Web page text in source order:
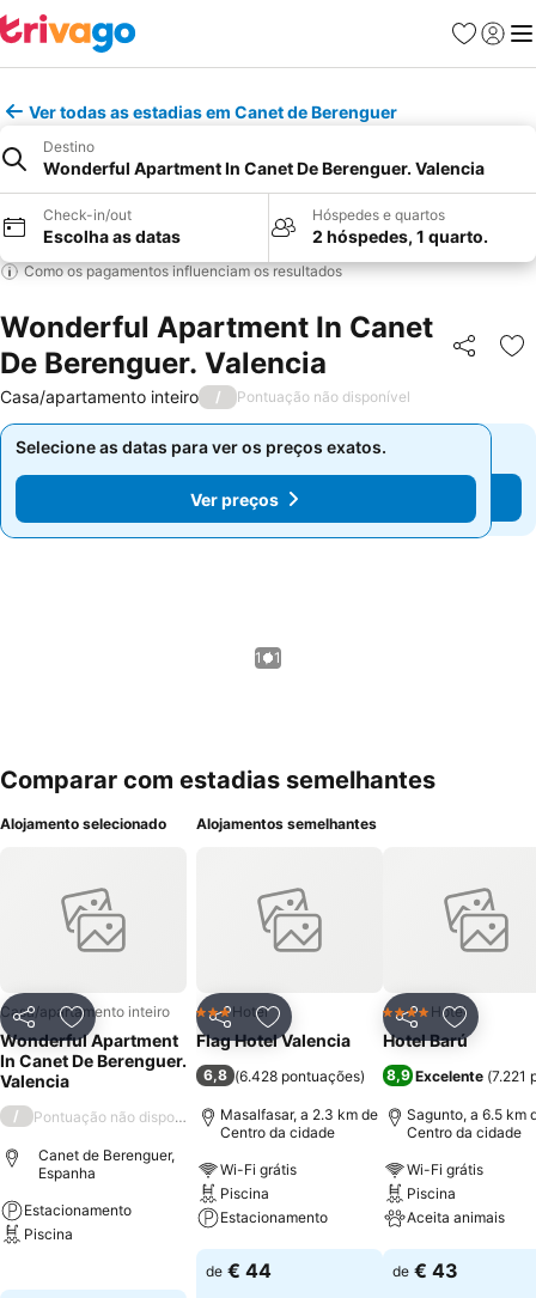
Favoritos
Iniciar
Ver todas as estadias em Canet de Berenguer
Destino
Wonderful Apartment In Canet De Berenguer. Valencia
Check-in/out
Escolha as datas
Hóspedes e quartos
2 hóspedes, 1 quarto.
Como os pagamentos influenciam os resultados
Wonderful Apartment In Canet
De Berenguer. Valencia
Partilhar
Casa/apartamento inteiro / Pontuação não disponível
Selecione as datas para ver os preços exatos.
Ver preços
Selecione as datas para ver os preços exatos.
Ver preços
1 / 1
Comparar com estadias semelhantes
Alojamento selecionado
PartilharAdicionar aos favoritos
Casa/apartamento inteiro
Wonderful Apartment
In Canet De Berenguer.
Valencia
/ Pontuação não disponível
Canet de Berenguer,
Espanha
Estacionamento
Piscina
Alojamentos semelhantes
PartilharAdicionar aos favoritos
3 Estrelas
Hotel
Flag Hotel Valencia
6,8 (6.428 pontuações)
Masalfasar, a 2.3 km de
Centro da cidade
Wi-Fi grátis
Piscina
Estacionamento
Ver preços
de € 44
Partilhar
4 EstrelasHotel
Hotel Barú
8,9 Excelente (7.221
Sagunto, a 6.5 km
Centro da cidade
Wi-Fi grátis
Piscina
Aceita animais
Ver preços
de € 43